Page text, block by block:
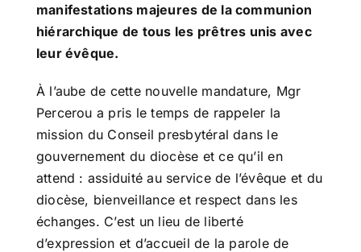
manifestations majeures de la communion
hiérarchique de tous les prêtres unis avec
leur évêque.
À l’aube de cette nouvelle mandature, Mgr
Percerou a pris le temps de rappeler la
mission du Conseil presbytéral dans le
gouvernement du diocèse et ce qu’il en
attend : assiduité au service de l’évêque et du
diocèse, bienveillance et respect dans les
échanges. C’est un lieu de liberté
d’expression et d’accueil de la parole de